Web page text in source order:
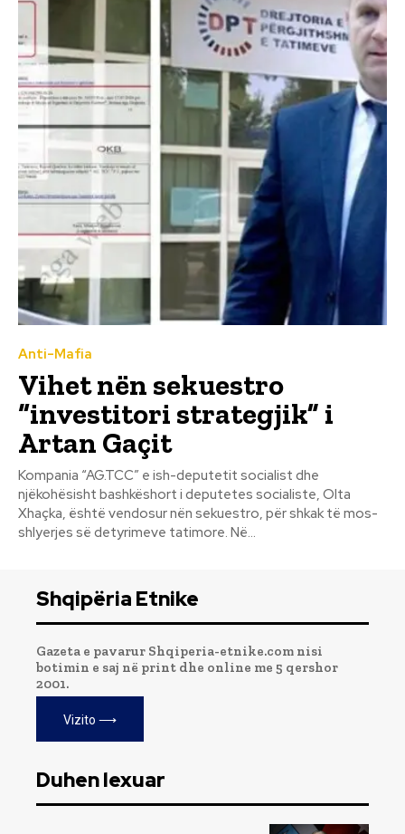
Anti-Mafia
Vihet nën sekuestro
“investitori strategjik” i
Artan Gaçit
Kompania “AG.TCC” e ish-deputetit socialist dhe
njëkohësisht bashkëshort i deputetes socialiste, Olta
Xhaçka, është vendosur nën sekuestro, për shkak të mos-
shlyerjes së detyrimeve tatimore. Në...
Shqipëria Etnike
Gazeta e pavarur Shqiperia-etnike.com nisi
botimin e saj në print dhe online me 5 qershor
2001.
Vizito ⟶
Duhen lexuar